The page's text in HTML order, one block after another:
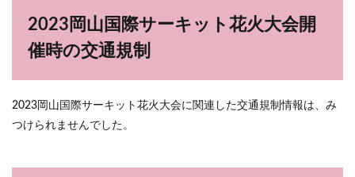
2023岡山国際サーキット花火大会開
催時の交通規制
2023岡山国際サーキット花火大会に関連した交通規制情報は、み
つけられませんでした。